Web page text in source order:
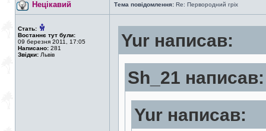
Нецікавий Тема повідомлення: Re: Первородний гріх
Стать:
Востаннє тут були:
09 березня 2011, 17:05
Написано: 281
Звідки: Львів
Yur написав:
Sh_21 написав:
Yur написав: